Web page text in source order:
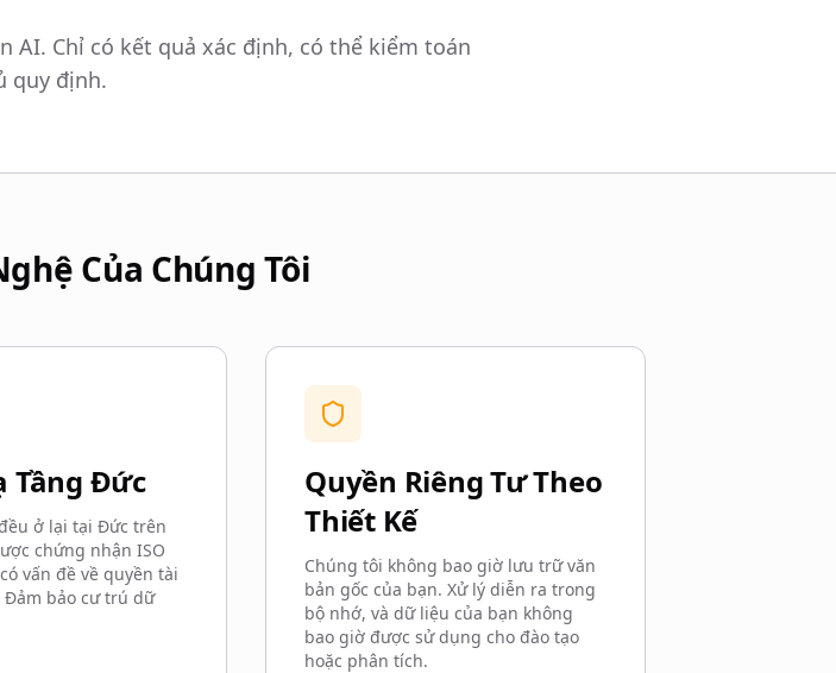
AI. Chỉ có kết quả xác định, có thể kiểm toán
quy định.
Của Chúng Tôi
Tầng Đức
ở lại tại Đức trên
chứng nhận ISO
vấn đề về quyền tài
bảo cư trú dữ
Quyền Riêng Tư Theo
Thiết Kế
Chúng tôi không bao giờ lưu trữ văn
bản gốc của bạn. Xử lý diễn ra trong
bộ nhớ, và dữ liệu của bạn không
bao giờ được sử dụng cho đào tạo
hoặc phân tích.